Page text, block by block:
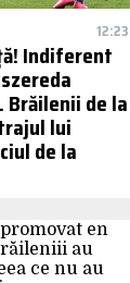
12:23
Indiferent
Brăilenii de la
lui
de la